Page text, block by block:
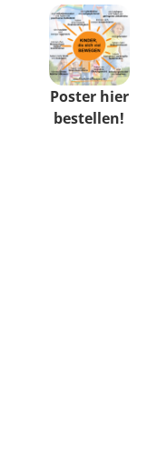
Poster hier
bestellen!